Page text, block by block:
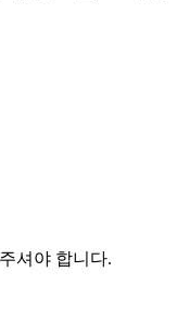
셔야 합니다.